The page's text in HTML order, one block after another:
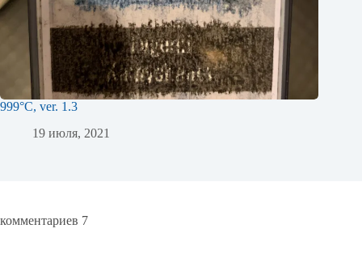
999°C, ver. 1.3
19 июля, 2021
комментариев 7